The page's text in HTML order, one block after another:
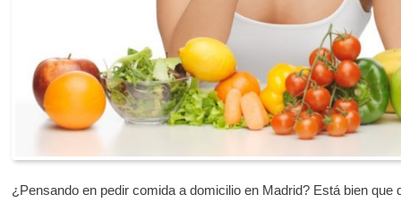
¿Pensando en pedir comida a domicilio en Madrid? Está bien que